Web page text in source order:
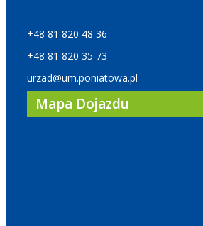
+48 81 820 48 36
+48 81 820 35 73
urzad@um.poniatowa.pl
Mapa Dojazdu